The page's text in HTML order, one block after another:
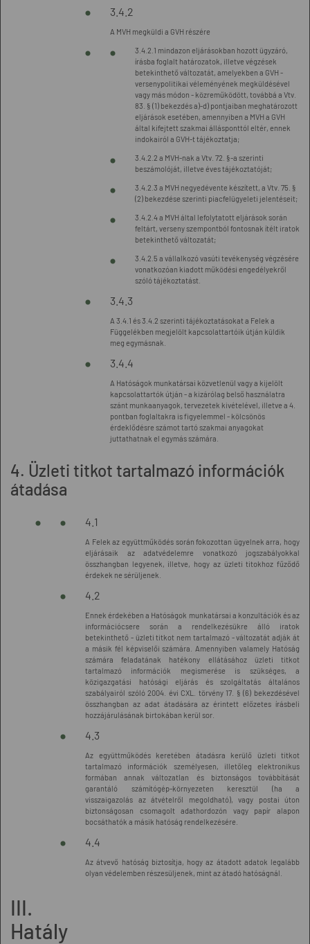
3.4.2
A MVH megküldi a GVH részére
3.4.2.1 mindazon eljárásokban hozott ügyzáró,
írásba foglalt határozatok, illetve végzések
betekinthető változatát, amelyekben a GVH -
versenypolitikai véleményének megküldésével
vagy más módon - közreműködött, továbbá a Vtv.
83. § (1) bekezdés a)-d) pontjaiban meghatározott
eljárások esetében, amennyiben a MVH a GVH
által kifejtett szakmai állásponttól eltér, ennek
indokairól a GVH-t tájékoztatja;
3.4.2.2 a MVH-nak a Vtv. 72. §-a szerinti
beszámolóját, illetve éves tájékoztatóját;
3.4.2.3 a MVH negyedévente készített, a Vtv. 75. §
(2) bekezdése szerinti piacfelügyeleti jelentéseit;
3.4.2.4 a MVH által lefolytatott eljárások során
feltárt, verseny szempontból fontosnak ítélt iratok
betekinthető változatát;
3.4.2.5 a vállalkozó vasúti tevékenység végzésére
vonatkozóan kiadott működési engedélyekről
szóló tájékoztatást.
3.4.3
A 3.4.1 és 3.4.2 szerinti tájékoztatásokat a Felek a
Függelékben megjelölt kapcsolattartóik útján küldik
meg egymásnak.
3.4.4
A Hatóságok munkatársai közvetlenül vagy a kijelölt
kapcsolattartók útján - a kizárólag belső használatra
szánt munkaanyagok, tervezetek kivételével, illetve a 4.
pontban foglaltakra is figyelemmel - kölcsönös
érdeklődésre számot tartó szakmai anyagokat
juttathatnak el egymás számára.
4. Üzleti titkot tartalmazó információk
átadása
4.1
A Felek az együttműködés során fokozottan ügyelnek arra, hogy
eljárásaik az adatvédelemre vonatkozó jogszabályokkal
összhangban legyenek, illetve, hogy az üzleti titokhoz fűződő
érdekek ne sérüljenek.
4.2
Ennek érdekében a Hatóságok munkatársai a konzultációk és az
információcsere során a rendelkezésükre álló iratok
betekinthető - üzleti titkot nem tartalmazó - változatát adják át
a másik fél képviselői számára. Amennyiben valamely Hatóság
számára feladatának hatékony ellátásához üzleti titkot
tartalmazó információk megismerése is szükséges, a
közigazgatási hatósági eljárás és szolgáltatás általános
szabályairól szóló 2004. évi CXL. törvény 17. § (6) bekezdésével
összhangban az adat átadására az érintett előzetes írásbeli
hozzájárulásának birtokában kerül sor.
4.3
Az együttműködés keretében átadásra kerülő üzleti titkot
tartalmazó információk személyesen, illetőleg elektronikus
formában annak változatlan és biztonságos továbbítását
garantáló számítógép-környezeten keresztül (ha a
visszaigazolás az átvételről megoldható), vagy postai úton
biztonságosan csomagolt adathordozón vagy papír alapon
bocsáthatók a másik hatóság rendelkezésére.
4.4
Az átvevő hatóság biztosítja, hogy az átadott adatok legalább
olyan védelemben részesüljenek, mint az átadó hatóságnál.
III.
Hatály